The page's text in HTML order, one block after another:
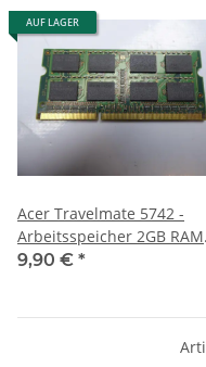
AUF LAGER
Acer Travelmate 5742 -
Arbeitsspeicher 2GB RAM
Memory DDR3
9,90 € *